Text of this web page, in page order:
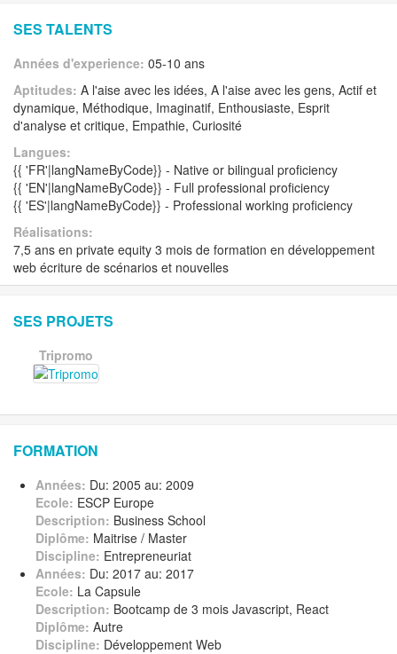
SES TALENTS
Années d'experience: 05-10 ans
Aptitudes: A l'aise avec les idées, A l'aise avec les gens, Actif et
dynamique, Méthodique, Imaginatif, Enthousiaste, Esprit
d'analyse et critique, Empathie, Curiosité
Langues:
{{ 'FR'|langNameByCode}} - Native or bilingual proficiency
{{ 'EN'|langNameByCode}} - Full professional proficiency
{{ 'ES'|langNameByCode}} - Professional working proficiency
Réalisations:
7,5 ans en private equity 3 mois de formation en développement
web écriture de scénarios et nouvelles
SES PROJETS
Tripromo
FORMATION
Années: Du: 2005 au: 2009
Ecole: ESCP Europe
Description: Business School
Diplôme: Maitrise / Master
Discipline: Entrepreneuriat
Années: Du: 2017 au: 2017
Ecole: La Capsule
Description: Bootcamp de 3 mois Javascript, React
Diplôme: Autre
Discipline: Développement Web